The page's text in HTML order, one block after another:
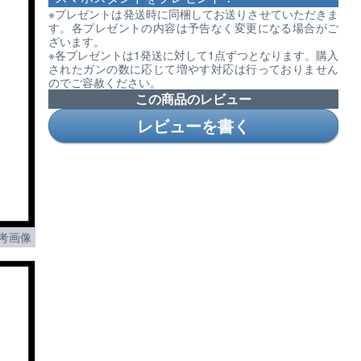
※プレゼントは発送時に同梱してお送りさせていただきま
す。各プレゼントの内容は予告なく変更になる場合がご
ざいます。
※各プレゼントは1発送に対して1点ずつとなります。購入
されたガンの数に応じて増やす対応は行っておりません
のでご容赦ください。
この商品のレビュー
レビューを書く
画像